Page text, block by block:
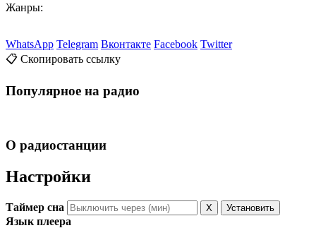
Жанры:
WhatsApp Telegram Вконтакте Facebook Twitter
📋 Скопировать ссылку
Популярное на радио
О радиостанции
Настройки
Таймер сна X Установить
Язык плеера